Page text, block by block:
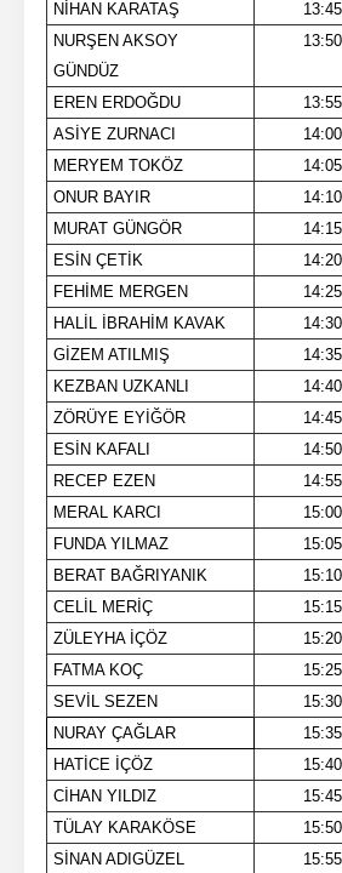
NİHAN KARATAŞ
13:45
NURŞEN AKSOY
GÜNDÜZ
13:50
EREN ERDOĞDU
13:55
ASİYE ZURNACI
14:00
MERYEM TOKÖZ
14:05
ONUR BAYIR
14:10
MURAT GÜNGÖR
14:15
ESİN ÇETİK
14:20
FEHİME MERGEN
14:25
HALİL İBRAHİM KAVAK
14:30
GİZEM ATILMIŞ
14:35
KEZBAN UZKANLI
14:40
ZÖRÜYE EYİĞÖR
14:45
ESİN KAFALI
14:50
RECEP EZEN
14:55
MERAL KARCI
15:00
FUNDA YILMAZ
15:05
BERAT BAĞRIYANIK
15:10
CELİL MERİÇ
15:15
ZÜLEYHA İÇÖZ
15:20
FATMA KOÇ
15:25
SEVİL SEZEN
15:30
NURAY ÇAĞLAR
15:35
HATİCE İÇÖZ
15:40
CİHAN YILDIZ
15:45
TÜLAY KARAKÖSE
15:50
SİNAN ADIGÜZEL
15:55